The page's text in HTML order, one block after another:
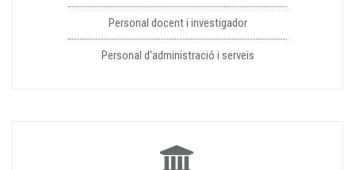
Personal docent i investigador
Personal d'administració i serveis